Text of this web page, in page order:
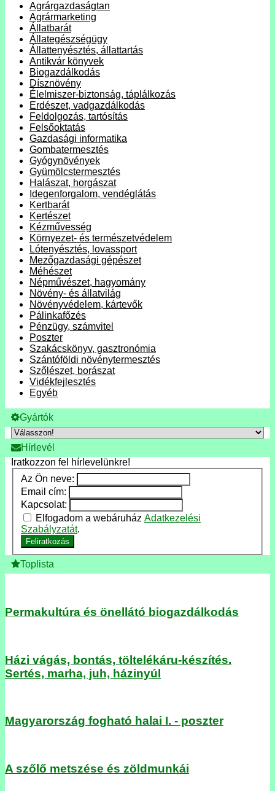
Agrárgazdaságtan
Agrármarketing
Állatbarát
Állategészségügy
Állattenyésztés, állattartás
Antikvár könyvek
Biogazdálkodás
Dísznövény
Élelmiszer-biztonság, táplálkozás
Erdészet, vadgazdálkodás
Feldolgozás, tartósítás
Felsőoktatás
Gazdasági informatika
Gombatermesztés
Gyógynövények
Gyümölcstermesztés
Halászat, horgászat
Idegenforgalom, vendéglátás
Kertbarát
Kertészet
Kézművesség
Környezet- és természetvédelem
Lótenyésztés, lovassport
Mezőgazdasági gépészet
Méhészet
Népművészet, hagyomány
Növény- és állatvilág
Növényvédelem, kártevők
Pálinkafőzés
Pénzügy, számvitel
Poszter
Szakácskönyv, gasztronómia
Szántóföldi növénytermesztés
Szőlészet, borászat
Vidékfejlesztés
Egyéb
Gyártók
Hírlevél
Iratkozzon fel hírlevelünkre!
Az Ön neve:
Email cím:
Kapcsolat:
Elfogadom a webáruház Adatkezelési
Szabályzatát.
Feliratkozás
Toplista
Permakultúra és önellátó biogazdálkodás
Házi vágás, bontás, töltelékáru-készítés.
Sertés, marha, juh, házinyúl
Magyarország fogható halai I. - poszter
A szőlő metszése és zöldmunkái